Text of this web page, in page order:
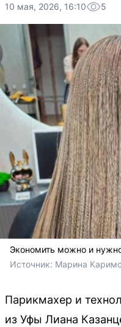
10 мая, 2026, 16:10 5
Экономить можно и
Источник: Марина
Парикмахер и
из Уфы Лиана